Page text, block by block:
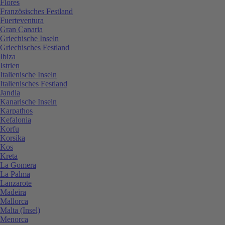
Flores
Französisches Festland
Fuerteventura
Gran Canaria
Griechische Inseln
Griechisches Festland
Ibiza
Istrien
Italienische Inseln
Italienisches Festland
Jandia
Kanarische Inseln
Karpathos
Kefalonia
Korfu
Korsika
Kos
Kreta
La Gomera
La Palma
Lanzarote
Madeira
Mallorca
Malta (Insel)
Menorca